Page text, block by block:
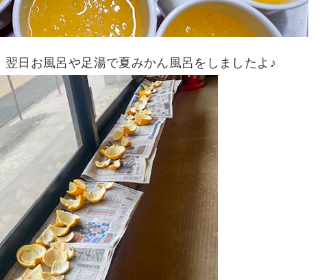
翌日お風呂や足湯で夏みかん風呂をしましたよ♪